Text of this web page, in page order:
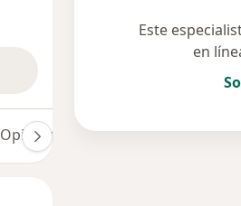
Opiniones (21) Dudas
Este
en